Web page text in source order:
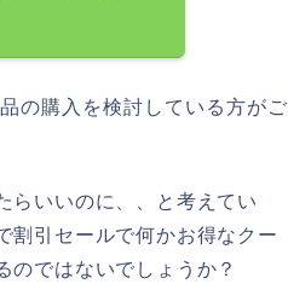
の購入を検討している方がご
らいいのに、、と考えてい
割引セールで何かお得なクー
のではないでしょうか？